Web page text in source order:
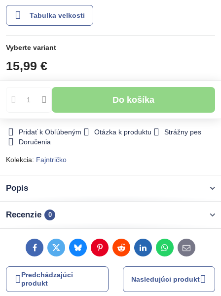
Tabulka velkosti
Vyberte variant
15,99 €
Do košíka
Pridať k Obľúbeným Otázka k produktu
Strážny pes
Doručenia
Kolekcia: Fajntričko
Popis
Recenzie 0
FacebookTwitterBlueskyPinterestRedditLinkedInWhatsApp
E-
mail
Predchádzajúci
produkt
Nasledujúci produkt